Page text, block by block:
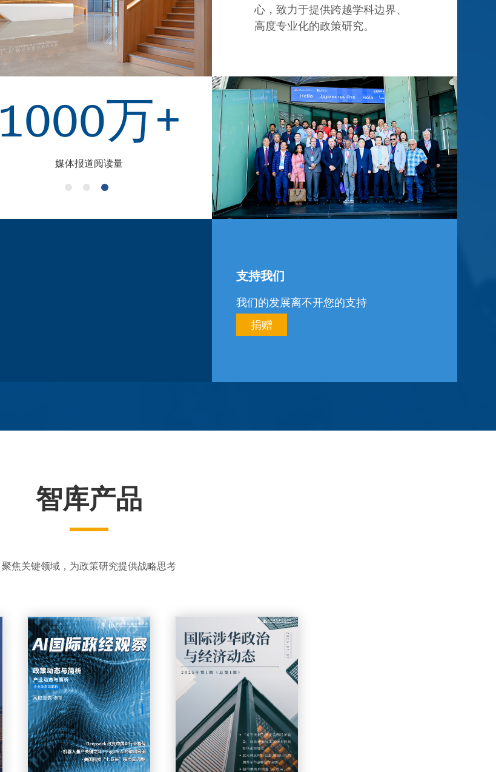
心，致力于提供跨越学科边界、
高度专业化的政策研究。
1000万+
媒体报道阅读量
800+篇
报送政策报告
支持我们
我们的发展离不开您的支持
捐赠
智库产品
聚焦关键领域，为政策研究提供战略思考